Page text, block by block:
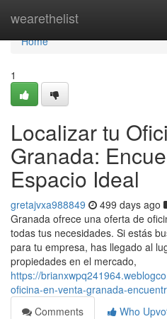
wearethelist
Home
Home
1
Localizar tu
Granada:
Espacio Ideal
gretajvxa988849 499 days ago
Granada ofrece una oferta de
todas tus necesidades. Si estás
para tu empresa, has llegado al
propiedades en el mercado,
https://
oficina-en-venta-granada-
Comments
Who